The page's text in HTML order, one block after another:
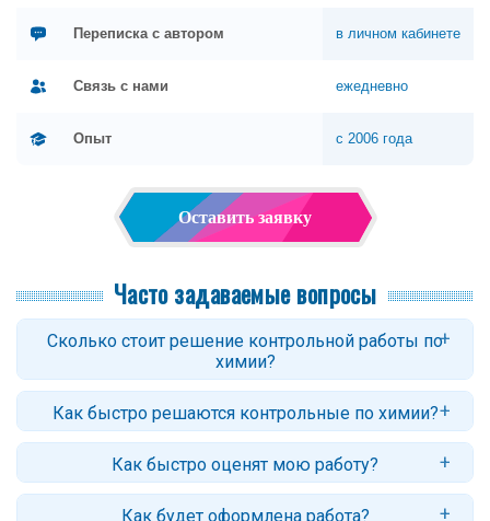
Переписка с автором в личном кабинете
Связь с нами ежедневно
Опыт с 2006 года
Оставить заявку
Часто задаваемые вопросы
Сколько стоит решение контрольной работы по
химии?
Цены начинаются от 100 рублей за задачу по химии. Стоимость
контрольной зависит от количества заданий, их сложности и
сроков. Точный ответ вы получите после оформления заявки.
Как быстро решаются контрольные по химии?
Стандартный срок: 2–4 дня. В заявке укажите свой желаемый
срок, мы постараемся уложиться.
Как быстро оценят мою работу?
Обычно заказ оценивается в течение нескольких часов. В случае
Как будет оформлена работа?